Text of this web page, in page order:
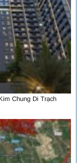
Chung Di Trạch